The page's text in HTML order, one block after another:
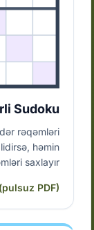
Sudoku
rəqəmləri
həmin
saxlayır.
PDF)